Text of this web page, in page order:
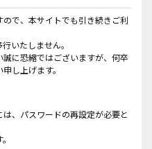
で、本サイトでも引き続きご利
いたしません。
に恐縮ではございますが、何卒
し上げます。
、パスワードの再設定が必要と